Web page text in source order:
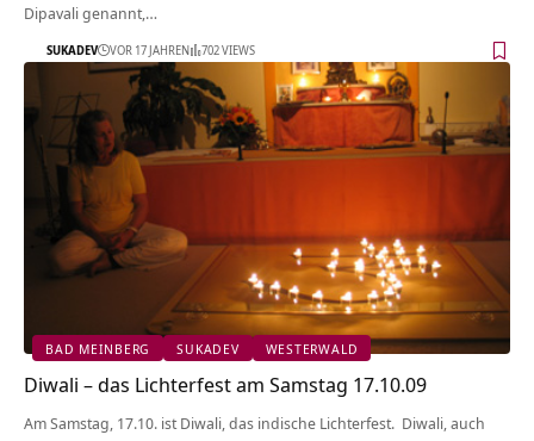
Dipavali genannt,…
SUKADEV VOR 17 JAHREN 702 VIEWS
BAD MEINBERG SUKADEV WESTERWALD
Diwali – das Lichterfest am Samstag 17.10.09
Am Samstag, 17.10. ist Diwali, das indische Lichterfest. Diwali, auch